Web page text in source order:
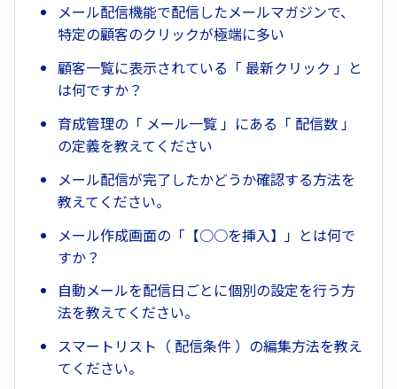
メール配信機能で配信したメールマガジンで、
特定の顧客のクリックが極端に多い
顧客一覧に表示されている「 最新クリック 」と
は何ですか？
育成管理の「 メール一覧 」にある「 配信数 」
の定義を教えてください
メール配信が完了したかどうか確認する方法を
教えてください。
メール作成画面の「【○○を挿入】」とは何で
すか？
自動メールを配信日ごとに個別の設定を行う方
法を教えてください。
スマートリスト（ 配信条件 ）の編集方法を教え
てください。